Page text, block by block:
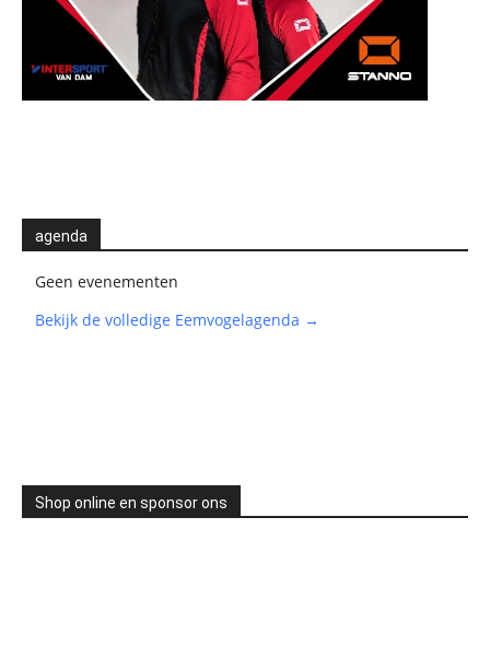
agenda
Geen evenementen
Bekijk de volledige Eemvogelagenda →
Shop online en sponsor ons